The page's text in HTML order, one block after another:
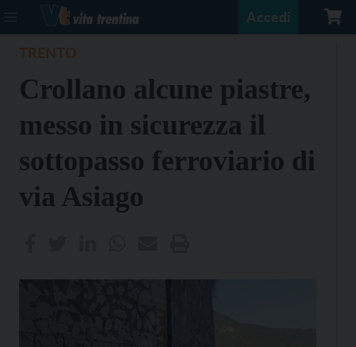
Accedi
Crollano alcune piastre,
messo in sicurezza il
sottopasso ferroviario di
via Asiago